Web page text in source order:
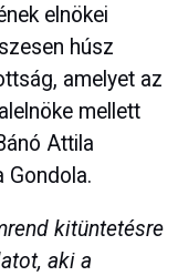
elnökei
húsz
amelyet az
mellett
Attila
Gondola.
kitüntetésre
aki a